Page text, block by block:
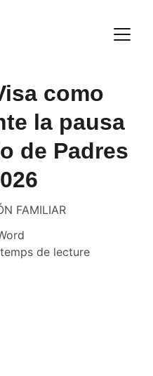
como
la pausa
de Padres
FAMILIAR
de lecture